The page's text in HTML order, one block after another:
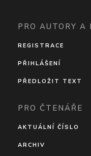
PRO AUTORY A
REGISTRACE
PŘIHLÁŠENÍ
PŘEDLOŽIT TEXT
PRO ČTENÁŘE
AKTUÁLNÍ ČÍSLO
ARCHIV